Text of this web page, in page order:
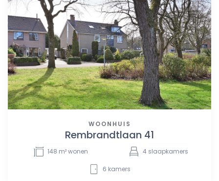
WOONHUIS
Rembrandtlaan 41
148 m² wonen 4 slaapkamers
6 kamers